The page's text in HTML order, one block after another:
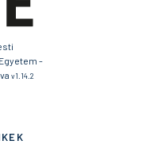
-
v1.14.2